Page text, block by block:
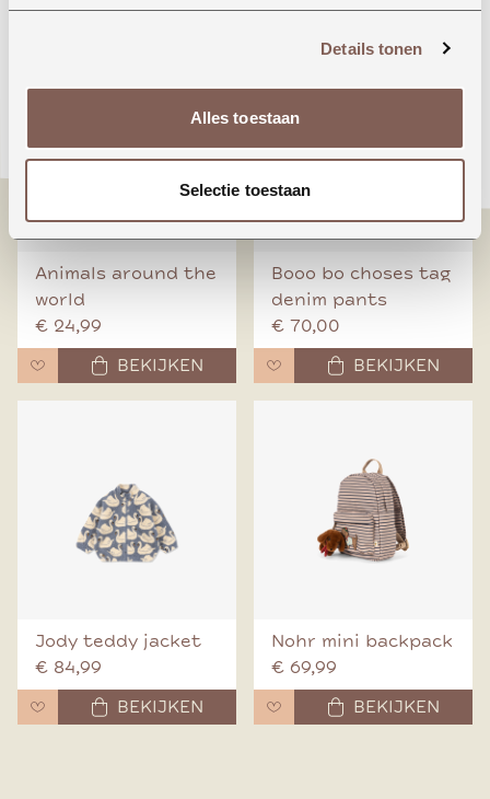
Details tonen
Alles toestaan
Selectie toestaan
Animals around the
world
€ 24,99
BEKIJKEN
Booo bo choses tag
denim pants
€ 70,00
BEKIJKEN
Jody teddy jacket
€ 84,99
BEKIJKEN
Nohr mini backpack
€ 69,99
BEKIJKEN